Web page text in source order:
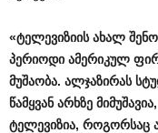
«ტელევიზიის ახალ
პერიოდი ამერიკულ
მუშაობა. ალჯაზირას
წამყვან არხზე მიმუშავია
ტელევიზია, როგორსაც